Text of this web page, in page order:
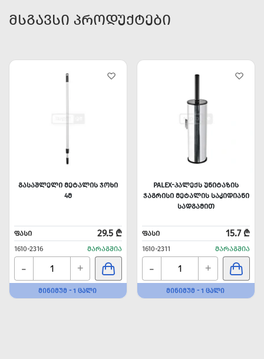
ᲛᲡᲒᲐᲕᲡᲘ ᲞᲠᲝᲓᲣᲥᲢᲔᲑᲘ
ᲒᲐᲡᲐᲨᲚᲔᲚᲘ ᲛᲔᲢᲐᲚᲘᲡ ᲯᲝᲮᲘ
4Მ
ᲤᲐᲡᲘ 29.5 ₾
1610-2316 ᲛᲐᲠᲐᲒᲨᲘᲐ
- +
ᲛᲘᲜᲘᲛᲣᲛ - 1 ᲪᲐᲚᲘ
PALEX-ᲞᲐᲚᲔᲥᲡ ᲣᲜᲘᲢᲐᲖᲘᲡ
ᲯᲐᲒᲠᲘᲡᲘ ᲛᲔᲢᲐᲚᲘᲡ ᲡᲐᲙᲘᲓᲘᲐᲜᲘ
ᲡᲐᲓᲒᲐᲛᲘᲗ
ᲤᲐᲡᲘ 15.7 ₾
1610-2311 ᲛᲐᲠᲐᲒᲨᲘᲐ
- +
ᲛᲘᲜᲘᲛᲣᲛ - 1 ᲪᲐᲚᲘ